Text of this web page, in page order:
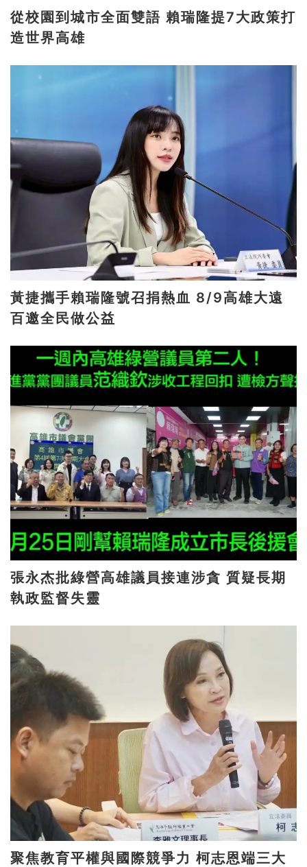
從校園到城市全面雙語 賴瑞隆提7大政策打
造世界高雄
黃捷攜手賴瑞隆號召捐熱血 8/9高雄大遠
百邀全民做公益
張永杰批綠營高雄議員接連涉貪 質疑長期
執政監督失靈
聚焦教育平權與國際競爭力 柯志恩端三大